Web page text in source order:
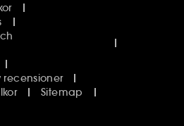
recensioner
Sitemap